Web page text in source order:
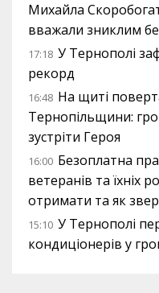
Михайла
вважали зниклим
17:18 У Тернополі
рекорд
16:48 На щиті
Тернопільщини:
зустріти Героя
16:00 Безоплатна
ветеранів та їхніх
отримати та як
15:10 У Тернополі
кондиціонерів у